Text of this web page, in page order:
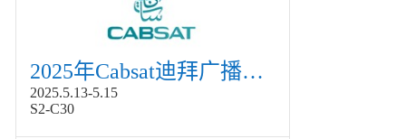
2025年Cabsat迪拜广播电视展
2025.5.13-5.15
S2-C30